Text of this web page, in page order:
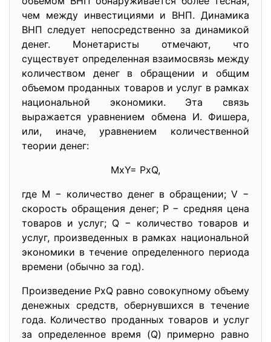
чем между инвестициями и ВНП. Динамика
ВНП следует непосредственно за динамикой
денег. Монетаристы отмечают, что
существует определенная взаимосвязь между
количеством денег в обращении и общим
объемом проданных товаров и услуг в рамках
национальной экономики. Эта связь
выражается уравнением обмена И. Фишера,
или, иначе, уравнением количественной
теории денег:
МхY= PхQ,
где М − количество денег в обращении; V −
скорость обращения денег; Р − средняя цена
товаров и услуг; Q − количество товаров и
услуг, произведенных в рамках национальной
экономики в течение определенного периода
времени (обычно за год).
Произведение РхQ равно совокупному объему
денежных средств, обернувшихся в течение
года. Количество проданных товаров и услуг
за определенное время (Q) примерно равно